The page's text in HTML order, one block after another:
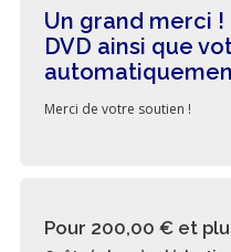
Un grand merci
DVD ainsi que
Merci de votre soutien !
Pour 200,00 € et